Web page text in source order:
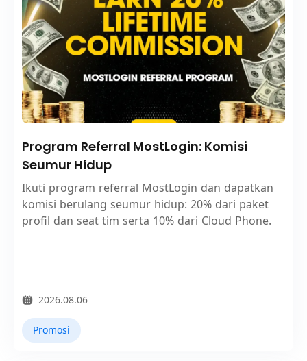
Program Referral MostLogin: Komisi
Seumur Hidup
Ikuti program referral MostLogin dan dapatkan
komisi berulang seumur hidup: 20% dari paket
profil dan seat tim serta 10% dari Cloud Phone.
2026.08.06
Promosi